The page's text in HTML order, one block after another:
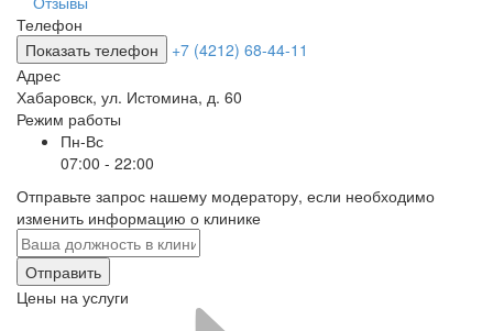
Телефон
Показать телефон
+7 (4212) 68-44-11
Адрес
Хабаровск, ул. Истомина, д. 60
Режим работы
Пн-Вс
07:00 - 22:00
Отправьте запрос нашему модератору, если необходимо
изменить информацию о клинике
Отправить
Цены на услуги